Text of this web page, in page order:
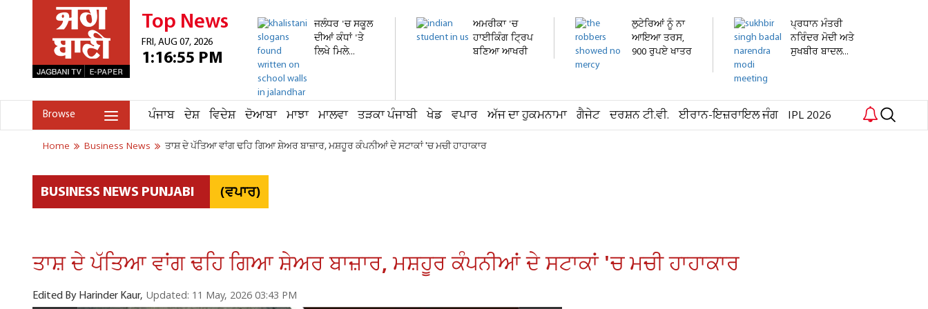
Top News
FRI, AUG 07, 2026
1:16:55 PM
ਜਲੰਧਰ 'ਚ ਸਕੂਲ
ਦੀਆਂ ਕੰਧਾਂ 'ਤੇ
ਲਿਖੇ ਮਿਲੇ...
ਅਮਰੀਕਾ 'ਚ
ਹਾਈਕਿੰਗ ਟ੍ਰਿਪ
ਬਣਿਆ ਆਖਰੀ
ਲੁਟੇਰਿਆਂ ਨੂੰ ਨਾ
ਆਇਆ ਤਰਸ,
900 ਰੁਪਏ ਖਾਤਰ
ਪ੍ਰਧਾਨ ਮੰਤਰੀ
ਨਰਿੰਦਰ ਮੋਦੀ ਅਤੇ
ਸੁਖਬੀਰ ਬਾਦਲ...
Browse ਪੰਜਾਬ ਦੇਸ਼ ਵਿਦੇਸ਼ ਦੋਆਬਾ ਮਾਝਾ ਮਾਲਵਾ ਤੜਕਾ ਪੰਜਾਬੀ ਖੇਡ ਵਪਾਰ ਅੱਜ ਦਾ ਹੁਕਮਨਾਮਾ ਗੈਜੇਟ ਦਰਸ਼ਨ ਟੀ.ਵੀ. ਈਰਾਨ-ਇਜ਼ਰਾਇਲ ਜੰਗ IPL 2026
Home Business News ਤਾਸ਼ ਦੇ ਪੱਤਿਆ ਵਾਂਗ ਢਹਿ ਗਿਆ ਸ਼ੇਅਰ ਬਾਜ਼ਾਰ, ਮਸ਼ਹੂਰ ਕੰਪਨੀਆਂ ਦੇ ਸਟਾਕਾਂ 'ਚ ਮਚੀ ਹਾਹਾਕਾਰ
BUSINESS NEWS PUNJABI (ਵਪਾਰ)
ਤਾਸ਼ ਦੇ ਪੱਤਿਆ ਵਾਂਗ ਢਹਿ ਗਿਆ ਸ਼ੇਅਰ ਬਾਜ਼ਾਰ, ਮਸ਼ਹੂਰ ਕੰਪਨੀਆਂ ਦੇ ਸਟਾਕਾਂ 'ਚ ਮਚੀ ਹਾਹਾਕਾਰ
Edited By Harinder Kaur, Updated: 11 May, 2026 03:43 PM